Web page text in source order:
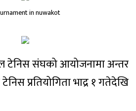
टेनिस संघको आयोजनामा अन्तर
प्रतियोगिता भाद्र १ गतेदेखि